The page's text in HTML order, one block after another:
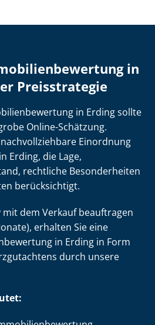
in
Preisstrategie
in Erding sollte
Online-Schätzung.
Einordnung
Erding, die Lage,
rechtliche Besonderheiten
berücksichtigt.
mit dem Verkauf beauftragen
erhalten Sie eine
in Erding in Form
durch unsere